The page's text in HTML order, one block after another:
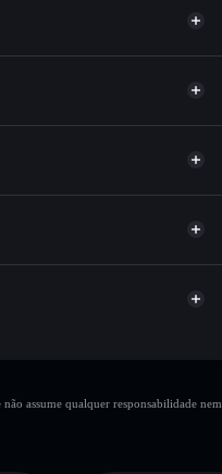
Solana com
o Agregador de
Solflare
única carteira
assume qualquer responsabilidade nem